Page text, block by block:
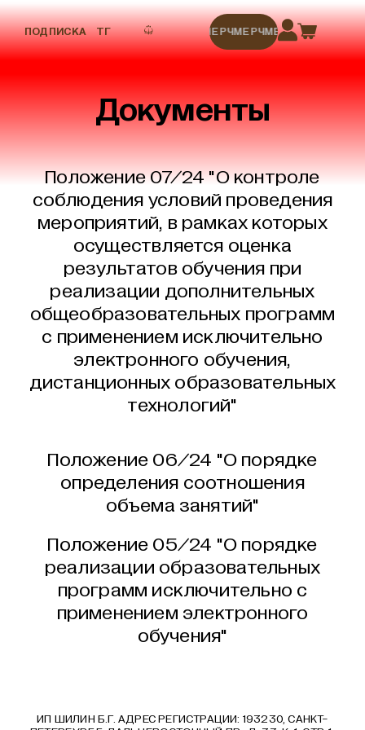
ПОДПИСКА ТГ МЕРЧМЕРЧМЕРЧМЕРЧМЕРЧ
Документы
Положение 07/24 "О контроле
соблюдения условий проведения
мероприятий, в рамках которых
осуществляется оценка
результатов обучения при
реализации дополнительных
общеобразовательных программ
с применением исключительно
электронного обучения,
дистанционных образовательных
технологий"
Положение 06/24 "О порядке
определения соотношения
объема занятий"
Положение 05/24 "О порядке
реализации образовательных
программ исключительно с
применением электронного
обучения"
ИП ШИЛИН Б.Г. АДРЕС РЕГИСТРАЦИИ: 193230, САНКТ-